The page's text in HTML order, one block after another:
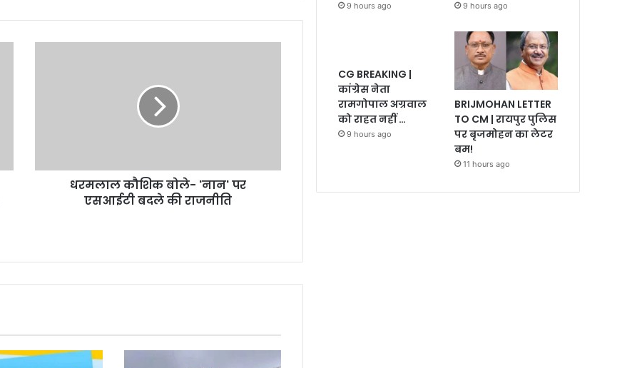
राजनीति
धरमलाल कौशिक बोले- 'नान' पर
एसआईटी बदले की राजनीति
9 hours ago 9 hours ago
CG BREAKING |
कांग्रेस नेता
रामगोपाल अग्रवाल
को राहत नहीं …
9 hours ago
BRIJMOHAN LETTER
TO CM | रायपुर पुलिस
पर बृजमोहन का लेटर
बम!
11 hours ago